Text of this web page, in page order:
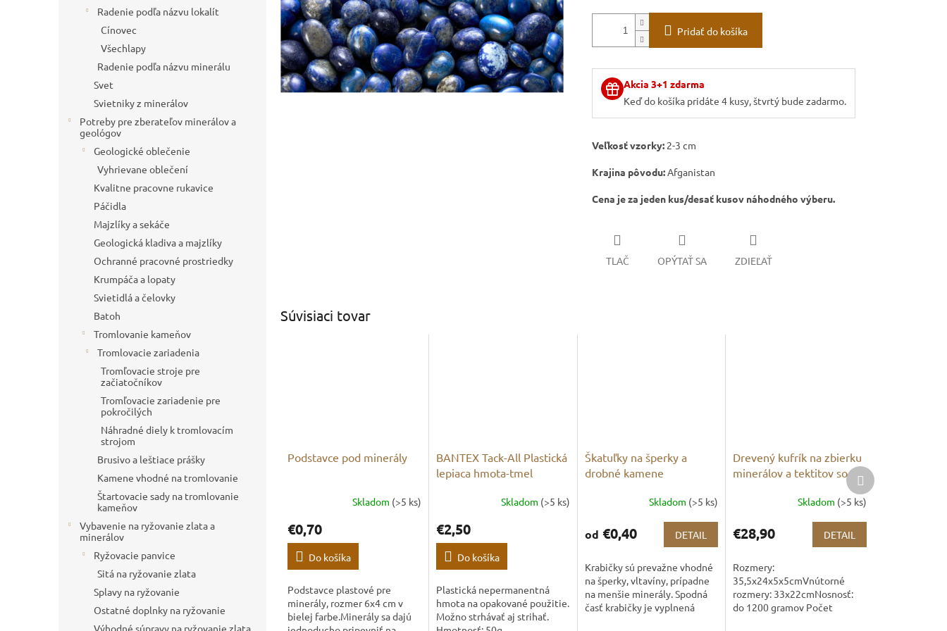
Radenie podľa názvu lokalít
Cínovec
Všechlapy
Radenie podľa názvu minerálu
Svet
Svietniky z minerálov
Potreby pre zberateľov minerálov a
geológov
Geologické oblečenie
Vyhrievane oblečení
Kvalitne pracovne rukavice
Páčidla
Majzlíky a sekáče
Geologická kladiva a majzlíky
Ochranné pracovné prostriedky
Krumpáča a lopaty
Svietidlá a čelovky
Batoh
Tromlovanie kameňov
Tromlovacie zariadenia
Tromľovacie stroje pre
začiatočníkov
Tromľovacie zariadenie pre
pokročilých
Náhradné diely k tromlovacím
strojom
Brusivo a leštiace prášky
Kamene vhodné na tromlovanie
Štartovacie sady na tromlovanie
kameňov
Vybavenie na ryžovanie zlata a
minerálov
Ryžovacie panvice
Sitá na ryžovanie zlata
Splavy na ryžovanie
Ostatné doplnky na ryžovanie
Výhodné súpravy na ryžovanie zlata
Pridať do košíka
Akcia 3+1 zdarma
Keď do košíka pridáte 4 kusy, štvrtý bude zadarmo.
Veľkosť vzorky: 2-3 cm
Krajina pôvodu:Afganistan
Cena je za jeden kus/desať kusov náhodného výberu.
TLAČ OPÝTAŤ SA ZDIEĽAŤ
Súvisiaci tovar
Podstavce pod minerály
Skladom (>5 ks)
€0,70
Do košíka
Podstavce plastové pre
minerály, rozmer 6x4 cm v
bielej farbe.Minerály sa dajú
BANTEX Tack-All Plastická
lepiaca hmota-tmel
Skladom (>5 ks)
€2,50
Do košíka
Plastická nepermanentná
hmota na opakované použitie.
Možno strhávať aj strihať.
Škatuľky na šperky a
drobné kamene
Skladom (>5 ks)
od €0,40 DETAIL
Krabičky sú prevažne vhodné
na šperky, vltavíny, prípadne
na menšie minerály. Spodná
časť krabičky je vyplnená
Drevený kufrík na zbierku
minerálov a tektitov so
Skladom (>5 ks)
€28,90 DETAIL
Rozmery:
35,5x24x5x5cmVnútorné
rozmery: 33x22cmNosnosť:
do 1200 gramov Počet
Ďalší
produkt